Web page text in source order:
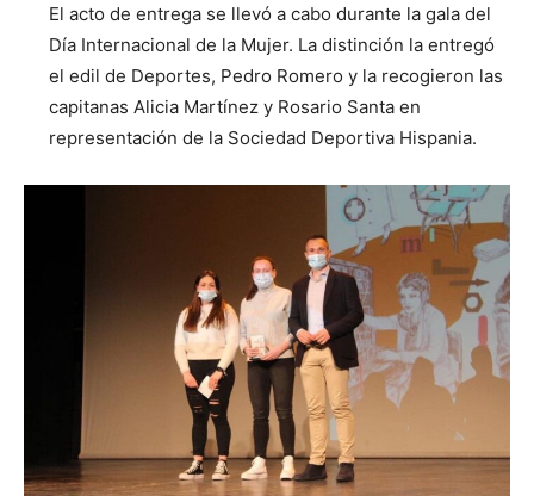
El acto de entrega se llevó a cabo durante la gala del
Día Internacional de la Mujer. La distinción la entregó
el edil de Deportes, Pedro Romero y la recogieron las
capitanas Alicia Martínez y Rosario Santa en
representación de la Sociedad Deportiva Hispania.